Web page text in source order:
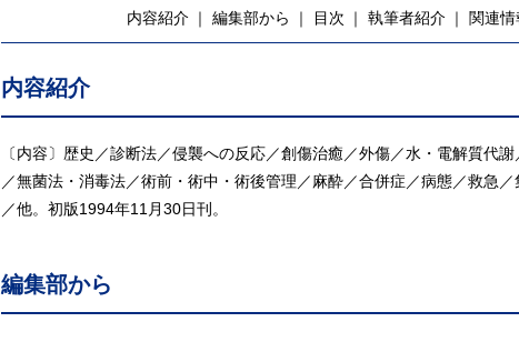
内容紹介 編集部から 目次 執筆者紹介 関連情
内容紹介
〔内容〕歴史／診断法／侵襲への反応／創傷治癒／外傷／水・電解質代
／無菌法・消毒法／術前・術中・術後管理／麻酔／合併症／病態／救急
／他。初版1994年11月30日刊。
編集部から